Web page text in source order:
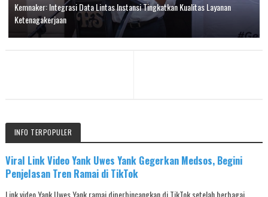
Kemnaker: Integrasi Data Lintas Instansi Tingkatkan Kualitas Layanan
Ketenagakerjaan
INFO TERPOPULER
Viral Link Video Yank Uwes Yank Gegerkan Medsos, Begini
Penjelasan Tren Ramai di TikTok
Link video Yank Uwes Yank ramai diperbincangkan di TikTok setelah berbagai